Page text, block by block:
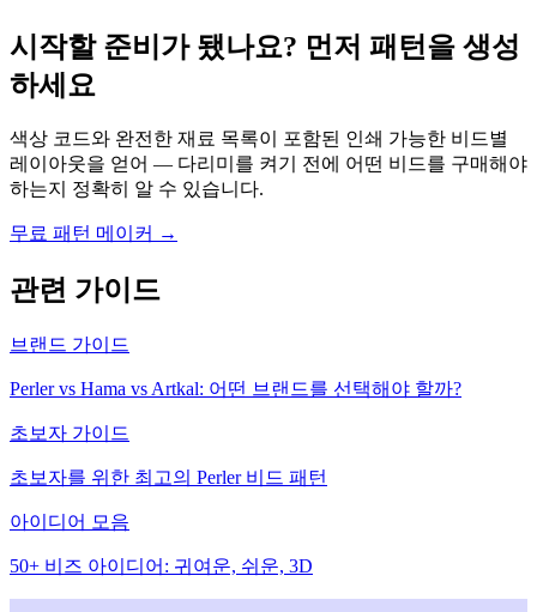
시작할 준비가 됐나요? 먼저 패턴을 생성
하세요
색상 코드와 완전한 재료 목록이 포함된 인쇄 가능한 비드별
레이아웃을 얻어 — 다리미를 켜기 전에 어떤 비드를 구매해야
하는지 정확히 알 수 있습니다.
무료 패턴 메이커 →
관련 가이드
브랜드 가이드
Perler vs Hama vs Artkal: 어떤 브랜드를 선택해야 할까?
초보자 가이드
초보자를 위한 최고의 Perler 비드 패턴
아이디어 모음
50+ 비즈 아이디어: 귀여운, 쉬운, 3D